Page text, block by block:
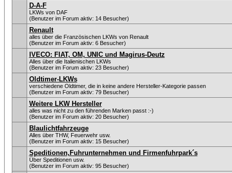
D-A-F
LKWs von DAF
(Benutzer im Forum aktiv: 14 Besucher)
Renault
alles über die Französischen LKWs von Renault
(Benutzer im Forum aktiv: 6 Besucher)
IVECO: FIAT, OM, UNIC und Magirus-Deutz
Alles über die Italienischen LKWs
(Benutzer im Forum aktiv: 23 Besucher)
Oldtimer-LKWs
verschiedene Oldtimer, die in keine andere Hersteller-Kategorie passen
(Benutzer im Forum aktiv: 79 Besucher)
Weitere LKW Hersteller
alles was nicht zu den führenden Marken passt :-)
(Benutzer im Forum aktiv: 20 Besucher)
Blaulichtfahrzeuge
Alles über THW, Feuerwehr usw.
(Benutzer im Forum aktiv: 15 Besucher)
Speditionen,Fuhrunternehmen und Firmenfuhrpark´s
Über Speditionen usw.
(Benutzer im Forum aktiv: 95 Besucher)